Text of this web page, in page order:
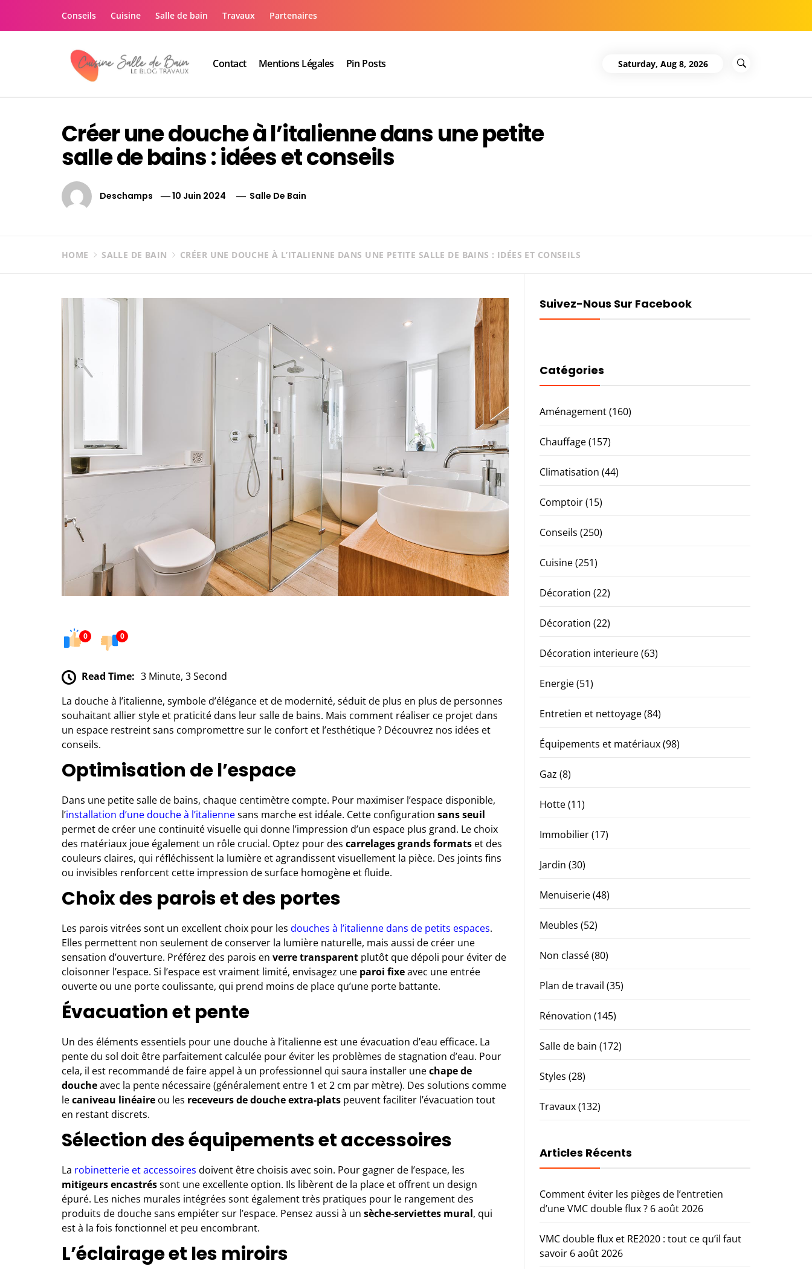
Conseils Cuisine Salle de bain Travaux Partenaires
Contact Mentions Légales Pin Posts Saturday, Aug 8, 2026
Créer une douche à l’italienne dans une petite
salle de bains : idées et conseils
Deschamps 10 Juin 2024 Salle De Bain
HOME SALLE DE BAIN CRÉER UNE DOUCHE À L’ITALIENNE DANS UNE PETITE SALLE DE BAINS : IDÉES ET CONSEILS
0 0
Read Time: 3 Minute, 3 Second
La douche à l’italienne, symbole d’élégance et de modernité, séduit de plus en plus de personnes
souhaitant allier style et praticité dans leur salle de bains. Mais comment réaliser ce projet dans
un espace restreint sans compromettre sur le confort et l’esthétique ? Découvrez nos idées et
conseils.
Optimisation de l’espace
Dans une petite salle de bains, chaque centimètre compte. Pour maximiser l’espace disponible,
l’installation d’une douche à l’italiennesans marche est idéale. Cette configuration sans seuil
permet de créer une continuité visuelle qui donne l’impression d’un espace plus grand. Le choix
des matériaux joue également un rôle crucial. Optez pour des carrelages grands formats et des
couleurs claires, qui réfléchissent la lumière et agrandissent visuellement la pièce. Des joints fins
ou invisibles renforcent cette impression de surface homogène et fluide.
Choix des parois et des portes
Les parois vitrées sont un excellent choix pour les douches à l’italienne dans de petits espaces.
Elles permettent non seulement de conserver la lumière naturelle, mais aussi de créer une
sensation d’ouverture. Préférez des parois en verre transparent plutôt que dépoli pour éviter de
cloisonner l’espace. Si l’espace est vraiment limité, envisagez une paroi fixeavec une entrée
ouverte ou une porte coulissante, qui prend moins de place qu’une porte battante.
Évacuation et pente
Un des éléments essentiels pour une douche à l’italienne est une évacuation d’eau efficace. La
pente du sol doit être parfaitement calculée pour éviter les problèmes de stagnation d’eau. Pour
cela, il est recommandé de faire appel à un professionnel qui saura installer unechape de
doucheavec la pente nécessaire (généralement entre 1 et 2 cm par mètre). Des solutions comme
lecaniveau linéaire ou les receveurs de douche extra-plats peuvent faciliter l’évacuation tout
en restant discrets.
Sélection des équipements et accessoires
La robinetterie et accessoires doivent être choisis avec soin. Pour gagner de l’espace, les
mitigeurs encastréssont une excellente option. Ils libèrent de la place et offrent un design
épuré. Les niches murales intégrées sont également très pratiques pour le rangement des
produits de douche sans empiéter sur l’espace. Pensez aussi à un sèche-serviettes mural, qui
est à la fois fonctionnel et peu encombrant.
L’éclairage et les miroirs
Suivez-Nous Sur Facebook
Catégories
Aménagement(160)
Chauffage(157)
Climatisation (44)
Comptoir(15)
Conseils (250)
Cuisine(251)
Décoration (22)
Décoration (22)
Décoration interieure(63)
Energie(51)
Entretien et nettoyage(84)
Équipements et matériaux(98)
Gaz (8)
Hotte(11)
Immobilier(17)
Jardin (30)
Menuiserie(48)
Meubles (52)
Non classé(80)
Plan de travail (35)
Rénovation (145)
Salle de bain (172)
Styles (28)
Travaux(132)
Articles Récents
Comment éviter les pièges de l’entretien
d’une VMC double flux ? 6 août 2026
VMC double flux et RE2020 : tout ce qu’il faut
savoir 6 août 2026